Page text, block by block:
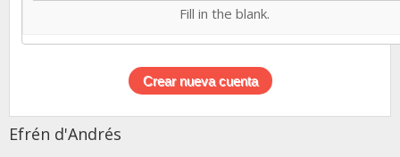
Fill in the blank.
Efrén d'Andrés